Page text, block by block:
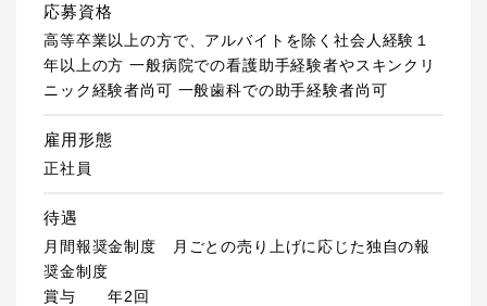
応募資格
高等卒業以上の方で、アルバイトを除く社会人経験１
年以上の方 一般病院での看護助手経験者やスキンクリ
ニック経験者尚可 一般歯科での助手経験者尚可
雇用形態
正社員
待遇
月間報奨金制度 月ごとの売り上げに応じた独自の報
奨金制度
賞与 年2回